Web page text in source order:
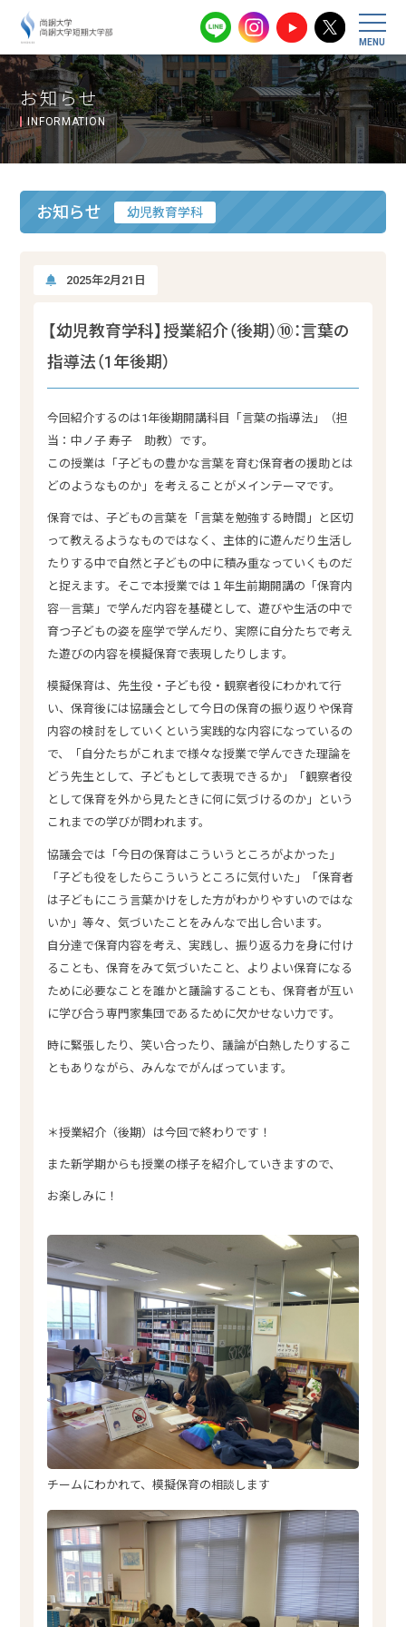
尚絅大学・尚
お知らせ
INFORMATION
お知らせ 幼児教育学科
2025年2月21日
【幼児教育学科】授業紹介（後期）⑩：言葉の
指導法（1年後期）
今回紹介するのは1年後期開講科目「言葉の指導法」（担
当：中ノ子 寿子 助教）です。
この授業は「子どもの豊かな言葉を育む保育者の援助とは
どのようなものか」を考えることがメインテーマです。
保育では、子どもの言葉を「言葉を勉強する時間」と区切
って教えるようなものではなく、主体的に遊んだり生活し
たりする中で自然と子どもの中に積み重なっていくものだ
と捉えます。そこで本授業では１年生前期開講の「保育内
容―言葉」で学んだ内容を基礎として、遊びや生活の中で
育つ子どもの姿を座学で学んだり、実際に自分たちで考え
た遊びの内容を模擬保育で表現したりします。
模擬保育は、先生役・子ども役・観察者役にわかれて行
い、保育後には協議会として今日の保育の振り返りや保育
内容の検討をしていくという実践的な内容になっているの
で、「自分たちがこれまで様々な授業で学んできた理論を
どう先生として、子どもとして表現できるか」「観察者役
として保育を外から見たときに何に気づけるのか」という
これまでの学びが問われます。
協議会では「今日の保育はこういうところがよかった」
「子ども役をしたらこういうところに気付いた」「保育者
は子どもにこう言葉かけをした方がわかりやすいのではな
いか」等々、気づいたことをみんなで出し合います。
自分達で保育内容を考え、実践し、振り返る力を身に付け
ることも、保育をみて気づいたこと、よりよい保育になる
ために必要なことを誰かと議論することも、保育者が互い
に学び合う専門家集団であるために欠かせない力です。
時に緊張したり、笑い合ったり、議論が白熱したりするこ
ともありながら、みんなでがんばっています。
＊授業紹介（後期）は今回で終わりです！
また新学期からも授業の様子を紹介していきますので、
お楽しみに！
チームにわかれて、模擬保育の相談します